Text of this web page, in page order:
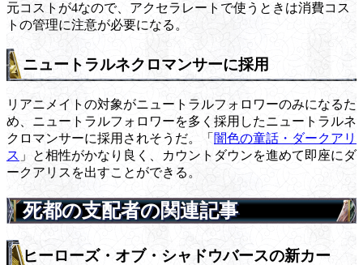
元コストが4なので、アクセラレートで使うときは消費コス
トの管理に注意が必要になる。
ニュートラルネクロマンサーに採用
リアニメイトの対象がニュートラルフォロワーのみになるた
め、ニュートラルフォロワーを多く採用したニュートラルネ
クロマンサーに採用されそうだ。「 闇色の童話・ダークアリ
ス 」と相性がかなり良く、カウントダウンを進めて即座にダ
ークアリスを出すことができる。
死都の支配者の関連記事
ヒーローズ・オブ・シャドウバースの新カー